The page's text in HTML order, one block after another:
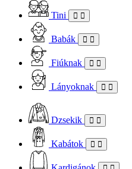
Tini
Babák
Fiúknak
Lányoknak
Dzsekik
Kabátok